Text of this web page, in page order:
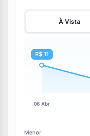
À Vista
Menor